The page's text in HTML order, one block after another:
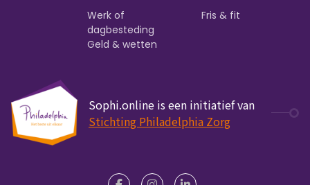
Werk of
dagbesteding
Fris & fit
Geld & wetten
Sophi.online is een initiatief van
Stichting Philadelphia Zorg